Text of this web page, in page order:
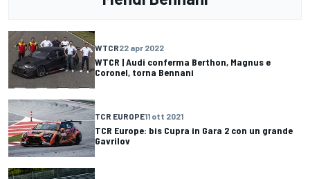
WTCR22 apr 2022
WTCR | Audi conferma Berthon, Magnus e
Coronel, torna Bennani
TCR EUROPE11 ott 2021
TCR Europe: bis Cupra in Gara 2 con un grande
Gavrilov